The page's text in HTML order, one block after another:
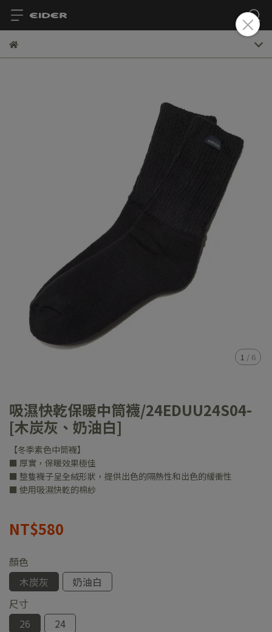
1 / 6
吸濕快乾保暖中筒襪/24EDUU24S04-
[木炭灰、奶油白]
【冬季素色中筒襪】
■ 厚實，保暖效果極佳
■ 整隻襪子呈全絨形狀，提供出色的隔熱性和出色的緩衝性
■ 使用吸濕快乾的棉紗
NT$580
顏色
木炭灰
奶油白
尺寸
26
24